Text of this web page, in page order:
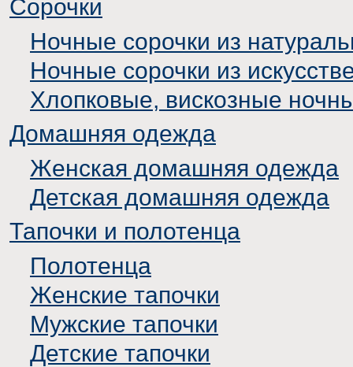
Сорочки
Ночные сорочки из
Ночные сорочки из
Хлопковые, вискозные
Домашняя одежда
Женская домашняя одежда
Детская домашняя одежда
Тапочки и полотенца
Полотенца
Женские тапочки
Мужские тапочки
Детские тапочки